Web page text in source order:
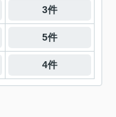
3件
5件
4件